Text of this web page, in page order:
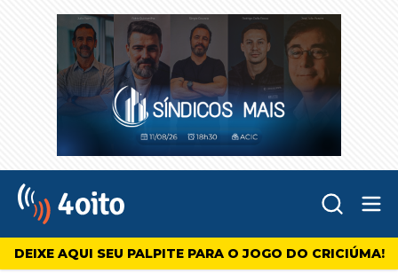
4oito
DEIXE AQUI SEU PALPITE PARA O JOGO DO CRICIÚMA!